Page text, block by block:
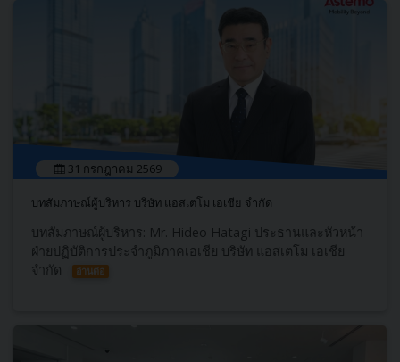
31 กรกฎาคม 2569
บทสัมภาษณ์ผู้บริหาร บริษัท แอสเตโม เอเชีย จำกัด
บทสัมภาษณ์ผู้บริหาร: Mr. Hideo Hatagi ประธานและหัวหน้า
ฝ่ายปฏิบัติการประจำภูมิภาคเอเชีย บริษัท แอสเตโม เอเชีย
จำกัด
อ่านต่อ